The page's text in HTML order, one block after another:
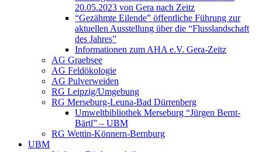
20.05.2023 von Gera nach Zeitz
“Gezähmte Eilende” öffentliche Führung zur
aktuellen Ausstellung über die “Flusslandschaft
des Jahres”
Informationen zum AHA e.V. Gera-Zeitz
AG Graebsee
AG Feldökologie
AG Pulverweiden
RG Leipzig/Umgebung
RG Merseburg-Leuna-Bad Dürrenberg
Umweltbibliothek Merseburg “Jürgen Bernt-
Bärtl” – UBM
RG Wettin-Könnern-Bernburg
UBM